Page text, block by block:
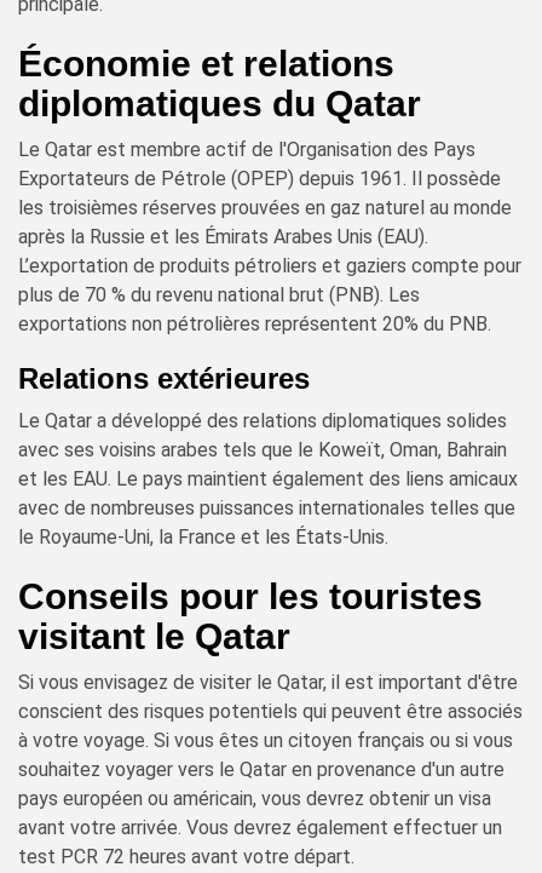
Économie et relations
diplomatiques du Qatar
Le Qatar est membre actif de l'Organisation des Pays
Exportateurs de Pétrole (OPEP) depuis 1961. Il possède
les troisièmes réserves prouvées en gaz naturel au monde
après la Russie et les Émirats Arabes Unis (EAU).
L’exportation de produits pétroliers et gaziers compte pour
plus de 70 % du revenu national brut (PNB). Les
exportations non pétrolières représentent 20% du PNB.
Relations extérieures
Le Qatar a développé des relations diplomatiques solides
avec ses voisins arabes tels que le Koweït, Oman, Bahrain
et les EAU. Le pays maintient également des liens amicaux
avec de nombreuses puissances internationales telles que
le Royaume-Uni, la France et les États-Unis.
Conseils pour les touristes
visitant le Qatar
Si vous envisagez de visiter le Qatar, il est important d'être
conscient des risques potentiels qui peuvent être associés
à votre voyage. Si vous êtes un citoyen français ou si vous
souhaitez voyager vers le Qatar en provenance d'un autre
pays européen ou américain, vous devrez obtenir un visa
avant votre arrivée. Vous devrez également effectuer un
test PCR 72 heures avant votre départ.